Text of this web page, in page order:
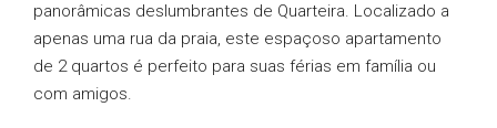
panorâmicas deslumbrantes de Quarteira. Localizado a
apenas uma rua da praia, este espaçoso apartamento
de 2 quartos é perfeito para suas férias em família ou
com amigos.